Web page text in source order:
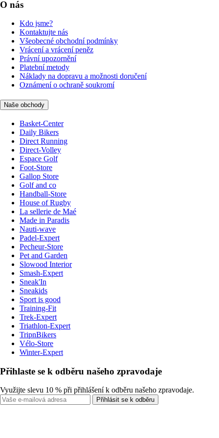
O nás
Kdo jsme?
Kontaktujte nás
Všeobecné obchodní podmínky
Vrácení a vrácení peněz
Právní upozornění
Platební metody
Náklady na dopravu a možnosti doručení
Oznámení o ochraně soukromí
Naše obchody
Basket-Center
Daily Bikers
Direct Running
Direct-Volley
Espace Golf
Foot-Store
Gallop Store
Golf and co
Handball-Store
House of Rugby
La sellerie de Maé
Made in Paradis
Nauti-wave
Padel-Expert
Pecheur-Store
Pet and Garden
Slowood Interior
Smash-Expert
Sneak'In
Sneakids
Sport is good
Training-Fit
Trek-Expert
Triathlon-Expert
TripnBikers
Vélo-Store
Winter-Expert
Přihlaste se k odběru našeho zpravodaje
Využijte slevu 10 % při přihlášení k odběru našeho zpravodaje.
Přihlásit se k odběru